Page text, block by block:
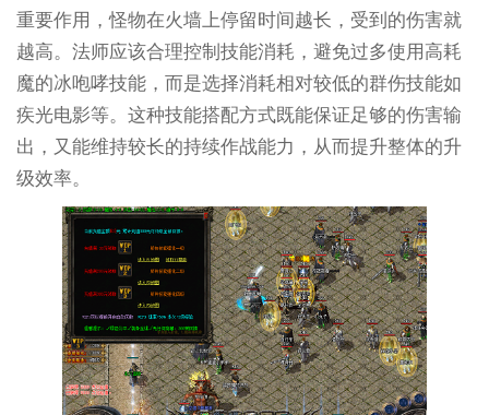
重要作用，怪物在火墙上停留时间越长，受到的伤害就
越高。法师应该合理控制技能消耗，避免过多使用高耗
魔的冰咆哮技能，而是选择消耗相对较低的群伤技能如
疾光电影等。这种技能搭配方式既能保证足够的伤害输
出，又能维持较长的持续作战能力，从而提升整体的升
级效率。